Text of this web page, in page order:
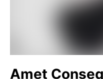
Amet